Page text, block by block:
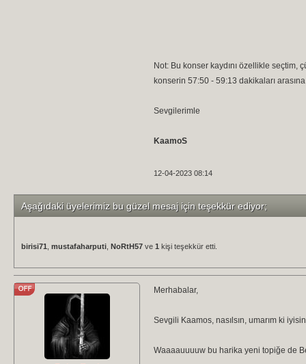
Not: Bu konser kaydını özellikle
konserin 57:50 - 59:13 dakikaları
Sevgilerimle
KaamoS
12-04-2023 08:14
Aşağıdaki üyelerimiz bu güzel mesaj için teşekkür ediyor;
birisi71 mustafaharputi NoRtH57 ve 1 kişi teşekkür etti.
Merhabalar,
Sevgili Kaamos, nasılsın, umarım ki
Waaaauuuuw bu harika yeni topiğe de